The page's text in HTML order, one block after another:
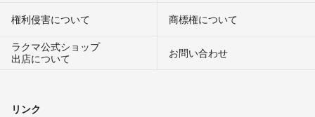
権利侵害について
商標権について
ラクマ公式ショップ
出店について
お問い合わせ
リンク